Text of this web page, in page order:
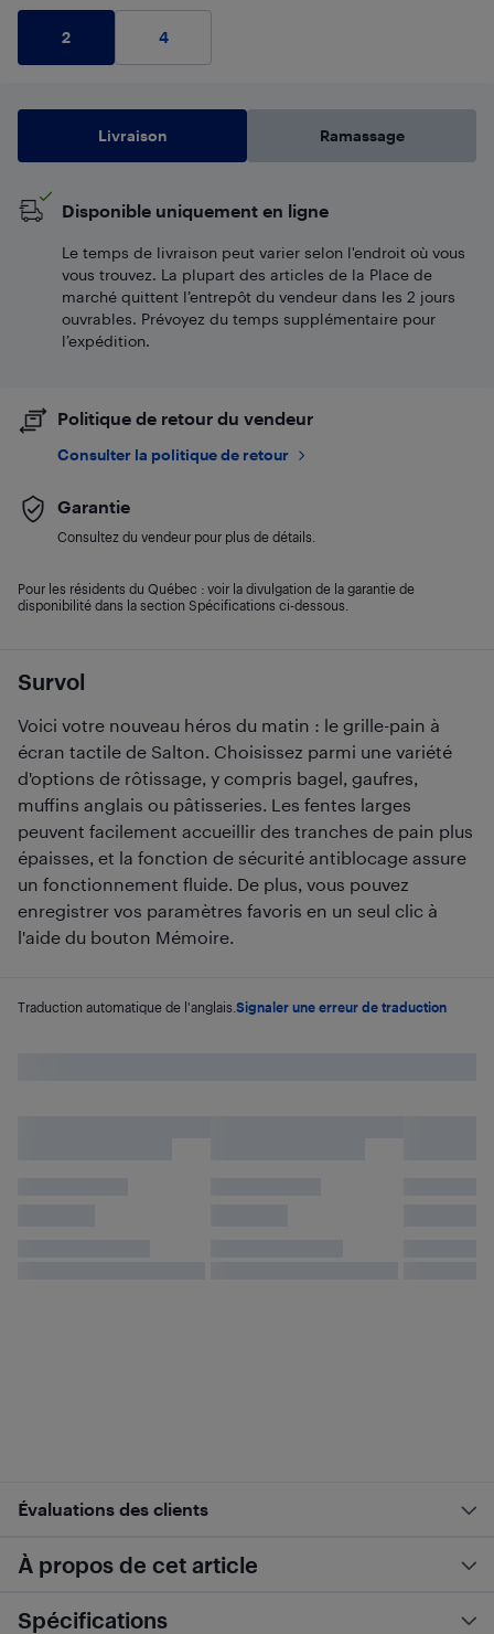
Survol
Voici votre nouveau héros du matin : le grille-pain à
écran tactile de Salton. Choisissez parmi une variété
d'options de rôtissage, y compris bagel, gaufres,
muffins anglais ou pâtisseries. Les fentes larges
peuvent facilement accueillir des tranches de pain plus
épaisses, et la fonction de sécurité antiblocage assure
un fonctionnement fluide. De plus, vous pouvez
enregistrer vos paramètres favoris en un seul clic à
l'aide du bouton Mémoire.
Traduction automatique de l'anglais. Signaler une erreur de traduction
2 4
Livraison Ramassage
Disponible uniquement en ligne
Le temps de livraison peut varier selon l'endroit où vous
vous trouvez. La plupart des articles de la Place de
marché quittent l’entrepôt du vendeur dans les 2 jours
ouvrables. Prévoyez du temps supplémentaire pour
l’expédition.
Politique de retour du vendeur
Consulter la politique de retour
Garantie
Consultez du vendeur pour plus de détails.
Pour les résidents du Québec : voir la divulgation de la garantie de
disponibilité dans la section Spécifications ci-dessous.
Évaluations des clients
À propos de cet article
Spécifications